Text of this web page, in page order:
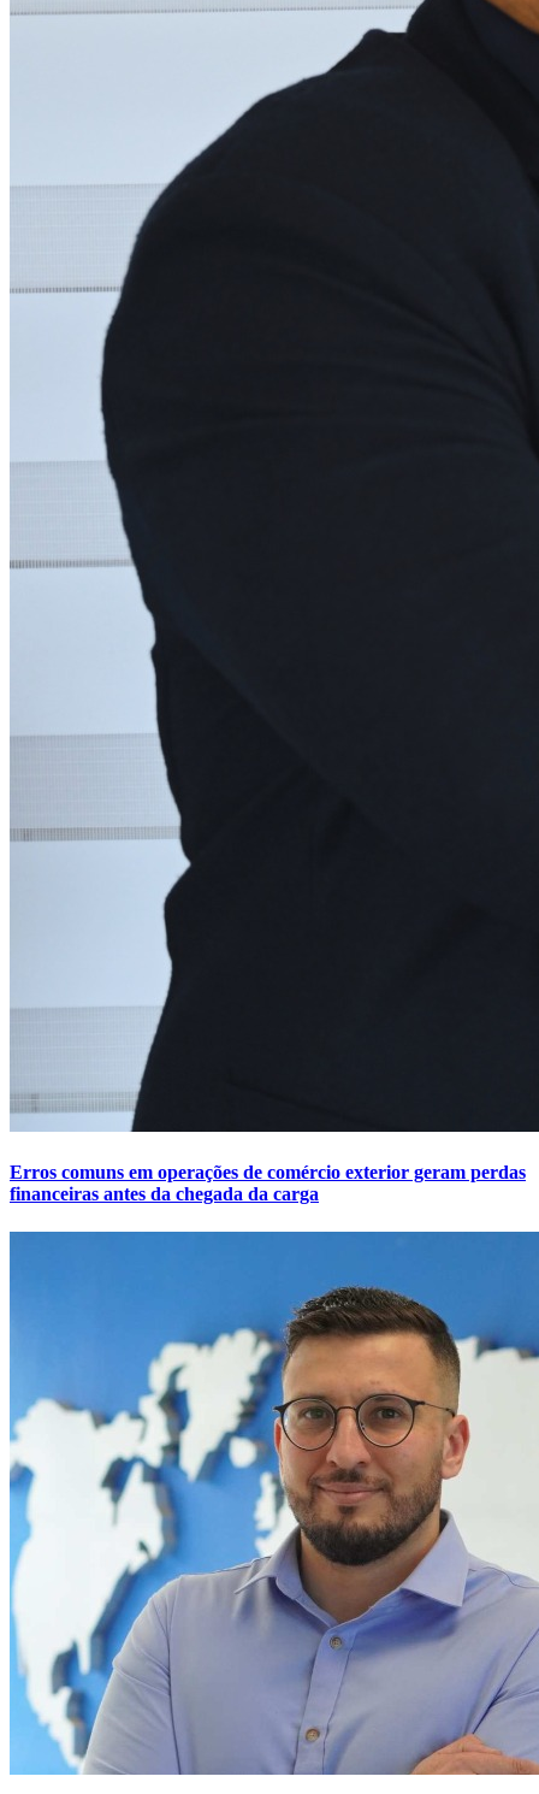
Erros comuns em operações de comércio exterior geram perdas
financeiras antes da chegada da carga